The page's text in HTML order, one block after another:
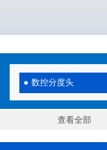
数控分度头
查看全部